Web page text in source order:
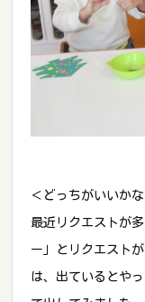
＜どっちがいいか
最近リクエストが
ー」とリクエスト
は、出ているとや